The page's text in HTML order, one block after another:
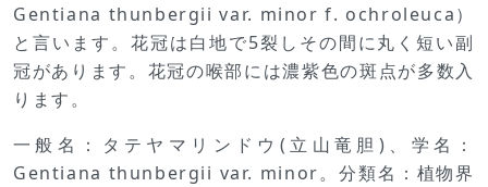
Gentiana thunbergii var. minor f. ochroleuca）
と言います。花冠は白地で5裂しその間に丸く短い副
冠があります。花冠の喉部には濃紫色の斑点が多数入
ります。
一般名：タテヤマリンドウ(立山竜胆)、学名：
Gentiana thunbergii var. minor。分類名：植物界